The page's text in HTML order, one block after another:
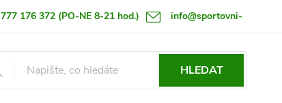
777 176 372 (PO-NE 8-21 hod.) info@sportovni-
pomucky.cz
Zásady zpracování osobních údajů Termín doručení zboží
HLEDAT